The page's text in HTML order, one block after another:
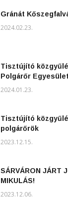
Gránát
2024.02.23.
Tisztújító
Polgárőr Egyesület
2024.01.23.
Tisztújító
polgárőrök
2023.12.15.
SÁRVÁRON JÁRT
MIKULÁS!
2023.12.06.